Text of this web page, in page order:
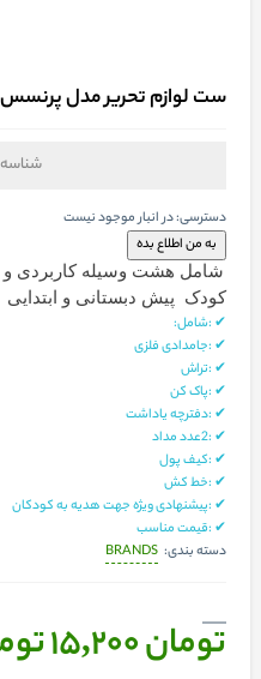
ست لوازم تحریر مدل
دسترسی:در انبار موجود نیست
شامل هشت وسیله کاربردی و
کودک پیش دبستانی و ابتدایی
✔ :شامل:
✔ :جامدادی فلزی
✔ :تراش
✔ :پاک کن
✔ :دفترچه یاداشت
✔ :2عدد مداد
✔ :کیف پول
✔ :خط کش
✔ :پیشنهادی ویژه جهت هدیه به کودکان
✔ :قیمت مناسب
دسته بندی: BRANDS
تومان 15,200